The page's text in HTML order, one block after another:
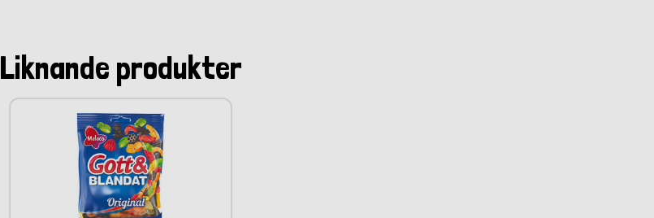
Liknande produkter